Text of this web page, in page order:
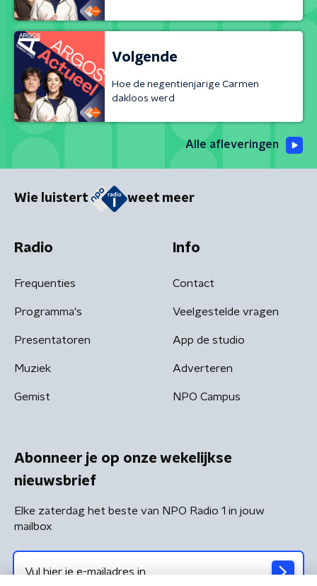
Volgende
Hoe de negentienjarige Carmen
dakloos werd
Alle afleveringen
Wie luistert weet meer
Radio
Frequenties
Programma's
Presentatoren
Muziek
Gemist
Info
Contact
Veelgestelde vragen
App de studio
Adverteren
NPO Campus
Abonneer je op onze wekelijkse
nieuwsbrief
Elke zaterdag het beste van NPO Radio 1 in jouw
mailbox